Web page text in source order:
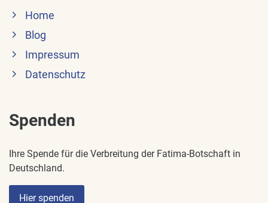
Home
Blog
Impressum
Datenschutz
Spenden
Ihre Spende für die Verbreitung der Fatima-Botschaft in
Deutschland.
Hier spenden